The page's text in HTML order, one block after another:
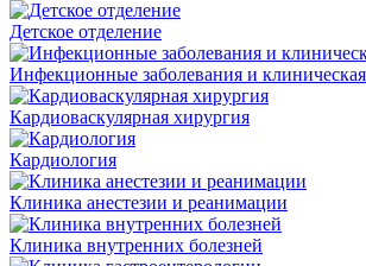
Детское отделение
Инфекционные заболевания и
Кардиоваскулярная хирургия
Кардиология
Клиника анестезии и реанимации
Клиника внутренних болезней